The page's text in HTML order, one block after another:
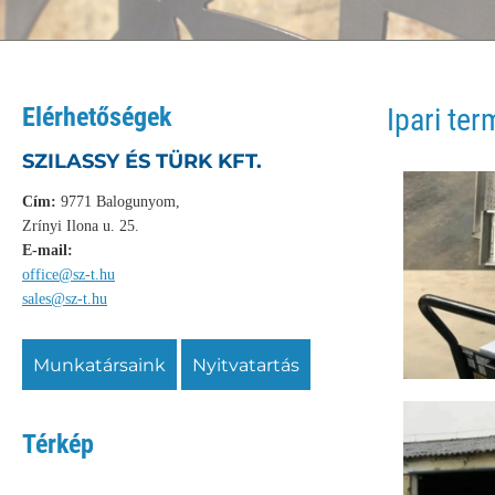
Elérhetőségek
SZILASSY ÉS TÜRK KFT.
Cím: 9771 Balogunyom,
Zrínyi Ilona u. 25.
E-mail:
office@sz-t.hu
sales@sz-t.hu
munkatársaink nyitvatartás
Térkép
Ipari